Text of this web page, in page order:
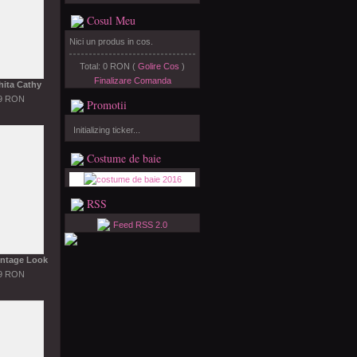
Cathy
RON
Look
RON
Cosul Meu
Nici un produs in cos.
Total: 0 RON ( Golire Cos )
Finalizare Comanda
Promotii
Initializing ticker...
Costume de baie
RSS
Feed RSS 2.0